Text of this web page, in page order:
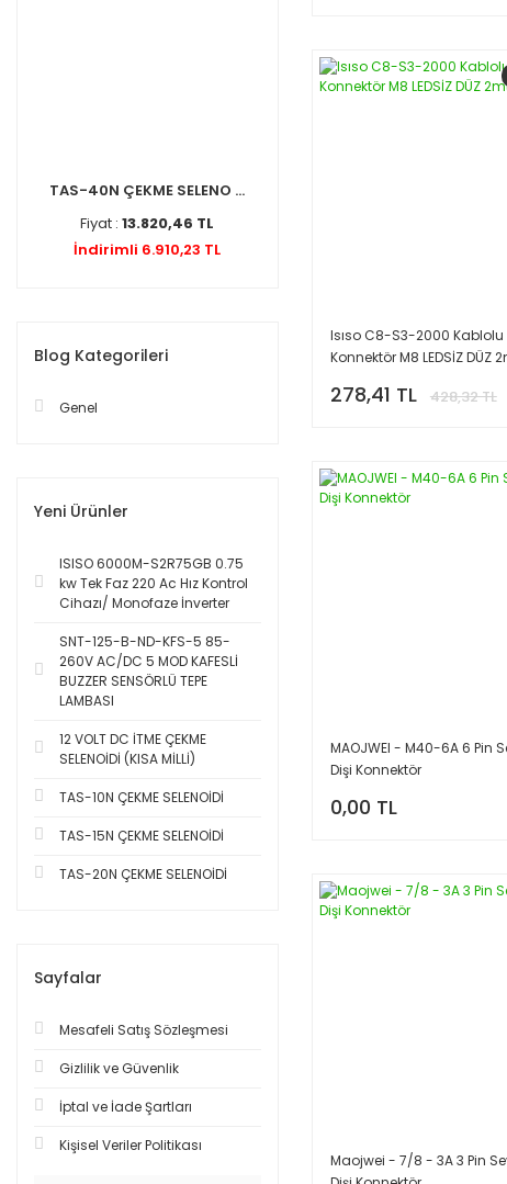
TAS-40N ÇEKME SELENO ...
Fiyat :13.820,46 TL
İndirimli 6.910,23 TL
Blog Kategorileri
Genel
Yeni Ürünler
ISISO 6000M-S2R75GB 0.75
kw Tek Faz 220 Ac Hız Kontrol
Cihazı/ Monofaze İnverter
SNT-125-B-ND-KFS-5 85-
260V AC/DC 5 MOD KAFESLİ
BUZZER SENSÖRLÜ TEPE
LAMBASI
12 VOLT DC İTME ÇEKME
SELENOİDİ (KISA MİLLİ)
TAS-10N ÇEKME SELENOİDİ
TAS-15N ÇEKME SELENOİDİ
TAS-20N ÇEKME SELENOİDİ
Sayfalar
Mesafeli Satış Sözleşmesi
Gizlilik ve Güvenlik
İptal ve İade Şartları
Kişisel Veriler Politikası
Isıso C8-S3-2000 Kablolu
Konnektör M8 LEDSİZ DÜZ
278,41 TL 428,32 TL
MAOJWEI - M40-6A 6 Pin
Dişi Konnektör
0,00 TL
Maojwei - 7/8 - 3A 3 Pin